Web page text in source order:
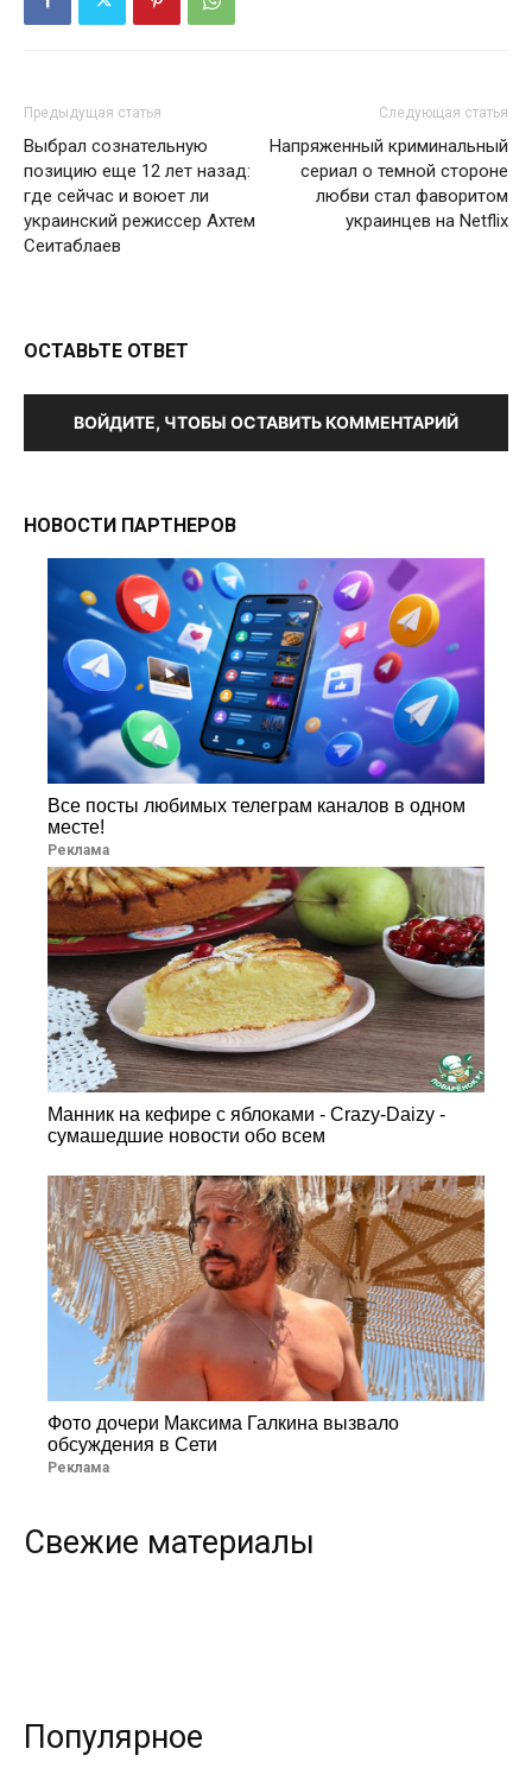
Предыдущая статья
Выбрал сознательную
позицию еще 12 лет назад:
где сейчас и воюет ли
украинский режиссер Ахтем
Сеитаблаев
Следующая статья
Напряженный криминальный
сериал о темной стороне
любви стал фаворитом
украинцев на Netflix
ОСТАВЬТЕ ОТВЕТ
ВОЙДИТЕ, ЧТОБЫ ОСТАВИТЬ КОММЕНТАРИЙ
НОВОСТИ ПАРТНЕРОВ
Все посты любимых телеграм каналов в одном
месте!
Реклама
Манник на кефире с яблоками - Crazy-Daizy -
сумашедшие новости обо всем
Фото дочери Максима Галкина вызвало
обсуждения в Сети
Реклама
Свежие материалы
Популярное